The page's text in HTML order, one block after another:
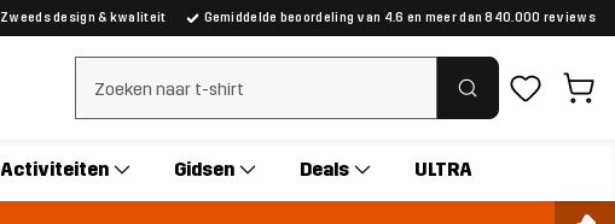
Zweeds design & kwaliteit Gemiddelde beoordeling van 4.6 en meer dan 840.000 reviews
Zoeken wissen
Activiteiten Gidsen Deals ULTRA